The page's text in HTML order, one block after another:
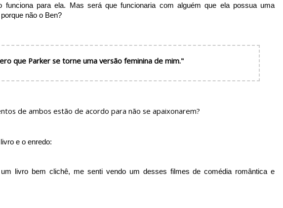
funciona para ela. Mas será que funcionaria com alguém que ela possua uma
não o Ben?
que Parker se torne uma versão feminina de mim."
de ambos estão de acordo para não se apaixonarem?
e o enredo:
livro bem clichê, me senti vendo um desses filmes de comédia romântica e